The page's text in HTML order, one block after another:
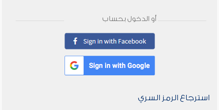
أو الدخول بحساب
استرجاع الرمز السري